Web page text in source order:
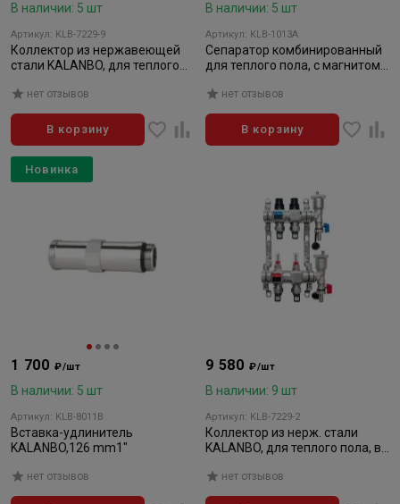
В наличии: 5 шт
Артикул: KLB-7229-9
Коллектор из нержавеющей
стали KALANBO, для теплого
компл.
нет отзывов
В корзину
В наличии: 5 шт
Артикул: KLB-1013A
Сепаратор комбинированный
для теплого пола, с магнитом
нет отзывов
В корзину
1 700 ₽/шт
В наличии: 5 шт
Артикул: KLB-8011B
Вставка-удлинитель
KALANBO,126 mm1"
нет отзывов
Новинка
9 580 ₽/шт
В наличии: 9 шт
Артикул: KLB-7229-2
Коллектор из нерж. стали
KALANBO, для теплого пола, в
нет отзывов